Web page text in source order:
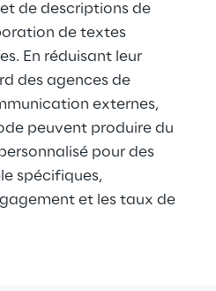
de descriptions de
de textes
En réduisant leur
des agences de
externes,
peuvent produire du
pour des
spécifiques,
et les taux de